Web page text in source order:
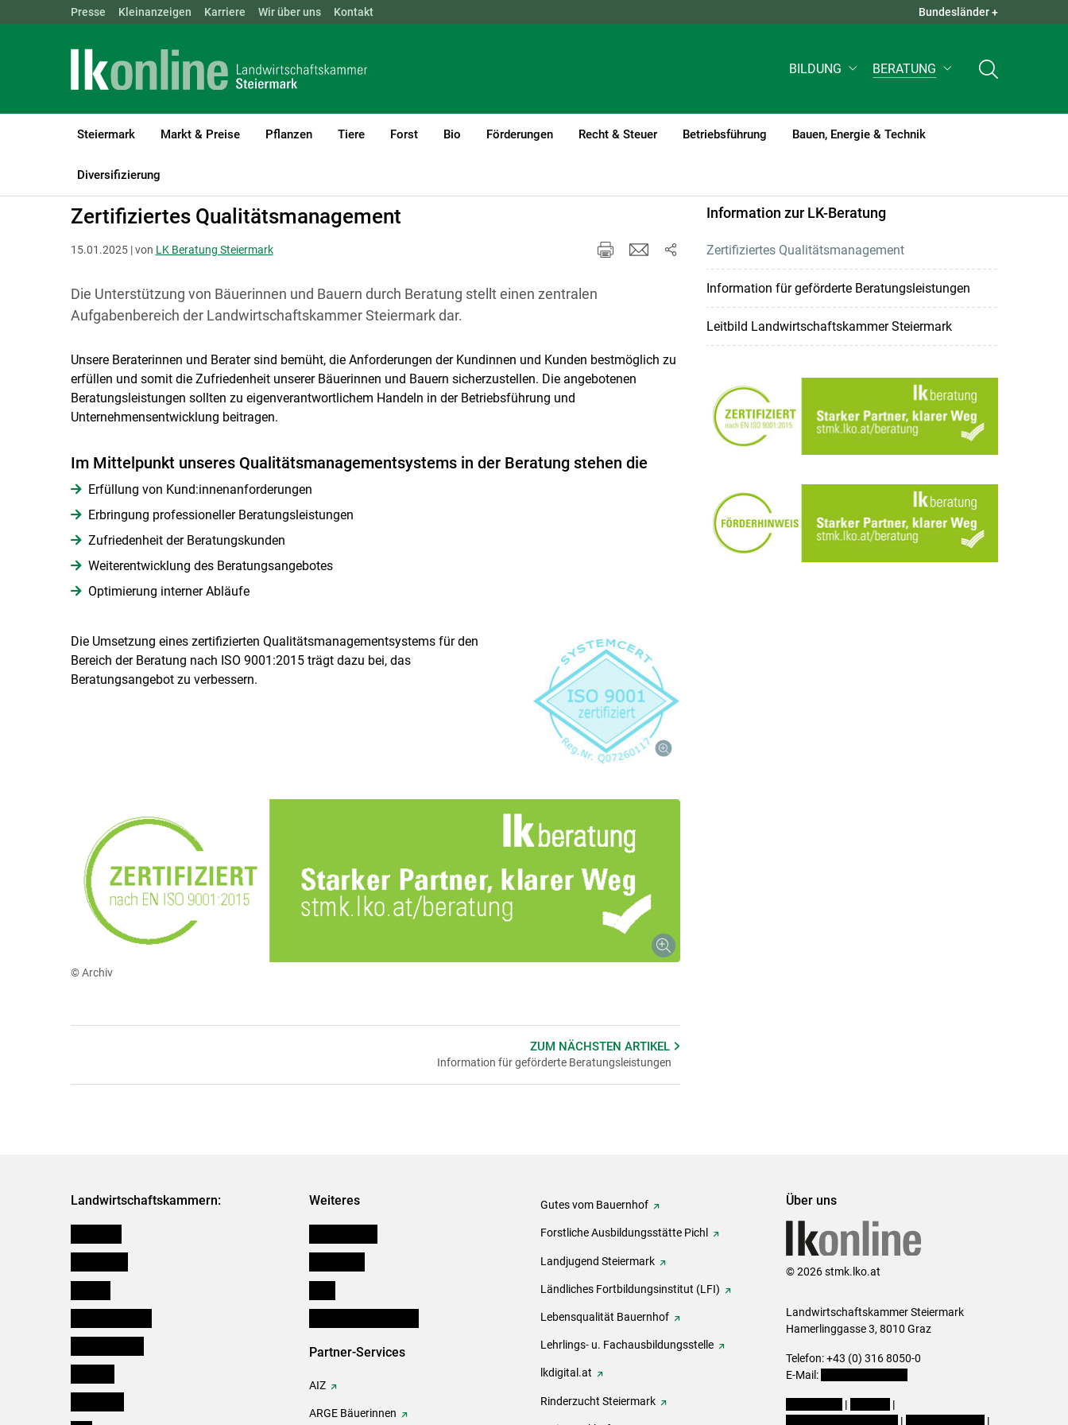
Skip to main content
Landwirtschaftskammern: ÖSTERREICH BGLD KTN NÖ QUICK LINKS +
Presse Kleinanzeigen Karriere Wir über uns Kontakt Bundesländer +
BILDUNG BERATUNG
Steiermark Markt & Preise Pflanzen Tiere Forst Bio Förderungen Recht & Steuer Betriebsführung Bauen, Energie & Technik
Diversifizierung
LK Steiermark Beratung
Zertifiziertes Qualitätsmanagement
15.01.2025 | von LK Beratung Steiermark
Die Unterstützung von Bäuerinnen und Bauern durch Beratung stellt einen zentralen
Aufgabenbereich der Landwirtschaftskammer Steiermark dar.
Unsere Beraterinnen und Berater sind bemüht, die Anforderungen der Kundinnen und Kunden bestmöglich zu
erfüllen und somit die Zufriedenheit unserer Bäuerinnen und Bauern sicherzustellen. Die angebotenen
Beratungsleistungen sollten zu eigenverantwortlichem Handeln in der Betriebsführung und
Unternehmensentwicklung beitragen.
Im Mittelpunkt unseres Qualitätsmanagementsystems in der Beratung stehen die
Erfüllung von Kund:innenanforderungen
Erbringung professioneller Beratungsleistungen
Zufriedenheit der Beratungskunden
Weiterentwicklung des Beratungsangebotes
Optimierung interner Abläufe
Die Umsetzung eines zertifizierten Qualitätsmanagementsystems für den
Bereich der Beratung nach ISO 9001:2015 trägt dazu bei, das
Beratungsangebot zu verbessern.
© Archiv
ZUM NÄCHSTENARTIKEL
Information für geförderte Beratungsleistungen
Information zur LK-Beratung
Zertifiziertes Qualitätsmanagement
Information für geförderte Beratungsleistungen
Leitbild Landwirtschaftskammer Steiermark
Landwirtschaftskammern: Weiteres
Partner-Services
AIZ
ARGE Bäuerinnen
Gutes vom Bauernhof
Forstliche Ausbildungsstätte Pichl
Landjugend Steiermark
Ländliches Fortbildungsinstitut (LFI)
Lebensqualität Bauernhof
Lehrlings- u. Fachausbildungsstelle
lkdigital.at
Rinderzucht Steiermark
Über uns
© 2026 stmk.lko.at
Landwirtschaftskammer Steiermark
Hamerlinggasse 3, 8010 Graz
Telefon: +43 (0) 316 8050-0
E-Mail:
|
|
| |